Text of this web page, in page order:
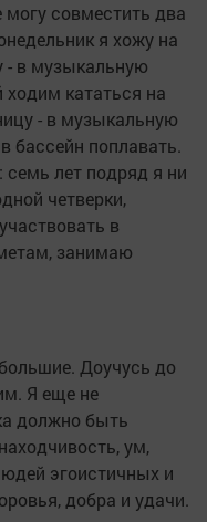
совместить два
я хожу на
- в музыкальную
кататься на
- в музыкальную
бассейн поплавать.
семь лет подряд я ни
четверки,
в
занимаю
Доучусь до
Я еще не
должно быть
ум,
эгоистичных и
добра и удачи.